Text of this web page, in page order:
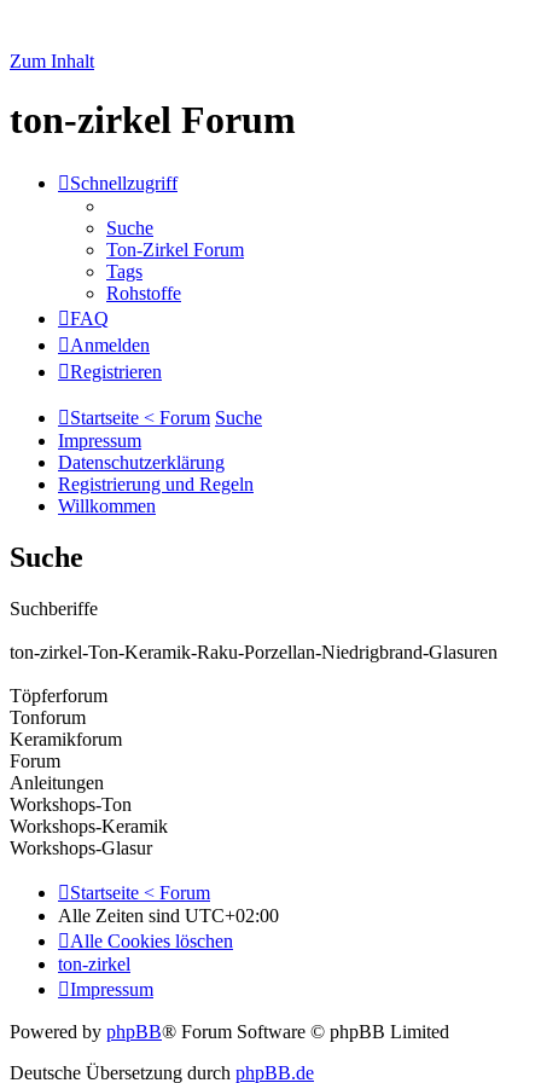
Zum Inhalt
ton-zirkel Forum
Schnellzugriff
Suche
Ton-Zirkel Forum
Tags
Rohstoffe
FAQ
Anmelden
Registrieren
Startseite < Forum Suche
Impressum
Datenschutzerklärung
Registrierung und Regeln
Willkommen
Suche
Suchberiffe
ton-zirkel-Ton-Keramik-Raku-Porzellan-Niedrigbrand-Glasuren
Töpferforum
Tonforum
Keramikforum
Forum
Anleitungen
Workshops-Ton
Workshops-Keramik
Workshops-Glasur
Startseite < Forum
Alle Zeiten sind UTC+02:00
Alle Cookies löschen
ton-zirkel
Impressum
Powered by phpBB® Forum Software © phpBB Limited
Deutsche Übersetzung durch phpBB.de